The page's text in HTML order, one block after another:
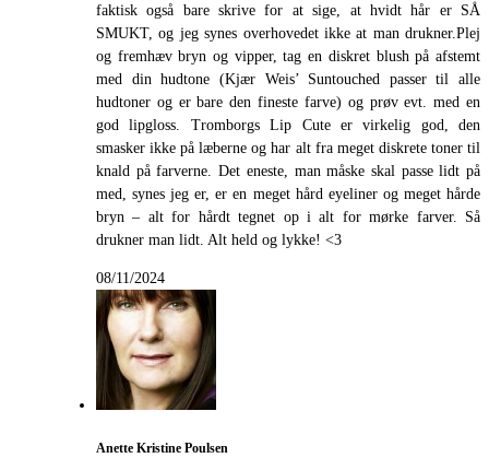
faktisk også bare skrive for at sige, at hvidt hår er SÅ
SMUKT, og jeg synes overhovedet ikke at man drukner.Plej
og fremhæv bryn og vipper, tag en diskret blush på afstemt
med din hudtone (Kjær Weis’ Suntouched passer til alle
hudtoner og er bare den fineste farve) og prøv evt. med en
god lipgloss. Tromborgs Lip Cute er virkelig god, den
smasker ikke på læberne og har alt fra meget diskrete toner til
knald på farverne. Det eneste, man måske skal passe lidt på
med, synes jeg er, er en meget hård eyeliner og meget hårde
bryn – alt for hårdt tegnet op i alt for mørke farver. Så
drukner man lidt. Alt held og lykke! <3
08/11/2024
Anette Kristine Poulsen